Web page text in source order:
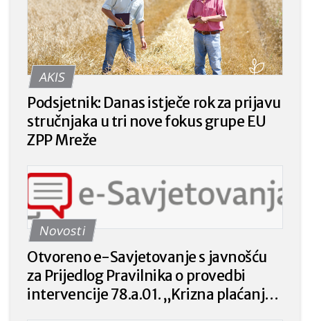
AKIS
Podsjetnik: Danas istječe rok za prijavu
stručnjaka u tri nove fokus grupe EU
ZPP Mreže
Novosti
Otvoreno e-Savjetovanje s javnošću
za Prijedlog Pravilnika o provedbi
intervencije 78.a.01. „Krizna plaćanja